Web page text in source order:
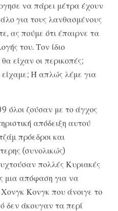
να πάρει μέτρα έχουν
για τους λανθασμένους
ας πούμε ότι έπαιρνε τα
του. Τον ίδιο
είχαν οι περικοπές;
Ή απλώς λέμε για
όλοι ζούσαν με το άγχος
απόδειξη αυτού
πρόεδροι και
(συνολικώς)
πολλές Κυριακές
μια απόφαση για να
Κονγκ που άνοιγε το
δεν άκουγαν τα περί